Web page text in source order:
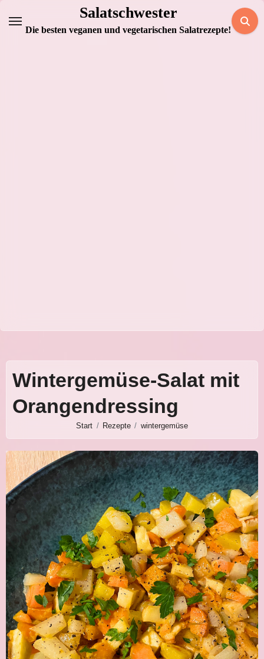
Inhalt
Salatschwester
Die besten veganen und vegetarischen Salatrezepte!
Wintergemüse-Salat mit
Orangendressing
Start Rezepte wintergemüse